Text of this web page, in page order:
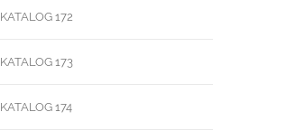
KATALOG 172
KATALOG 173
KATALOG 174